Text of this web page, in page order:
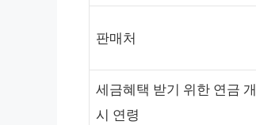
판매처
세금혜택 받기 위한 연금 개
시 연령